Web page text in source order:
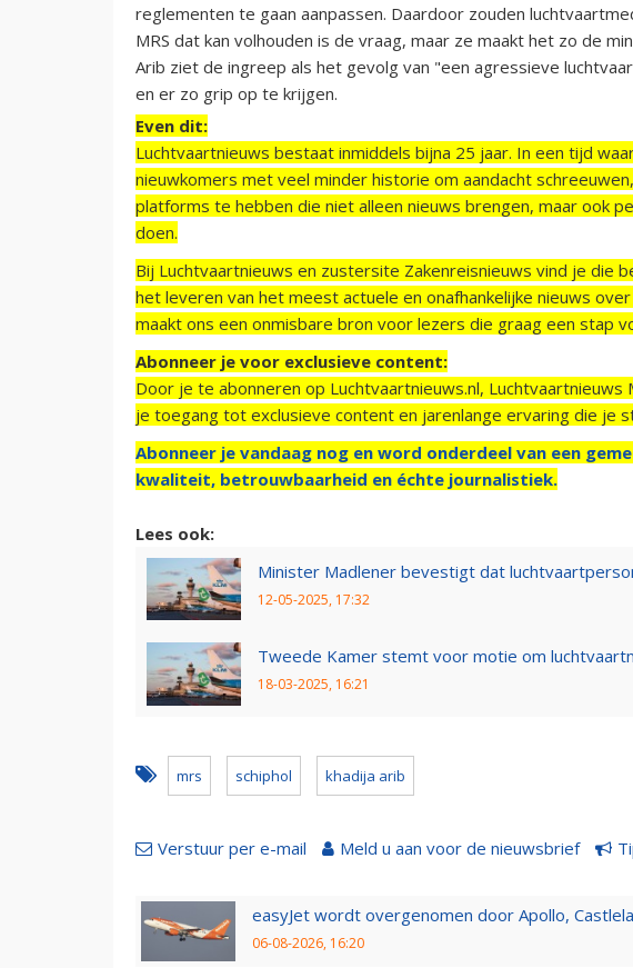
reglementen te gaan aanpassen. Daardoor zouden
MRS dat kan volhouden is de vraag, maar ze maakt het zo de
Arib ziet de ingreep als het gevolg van "een agressieve
en er zo grip op te krijgen.
Even dit:
Luchtvaartnieuws bestaat inmiddels bijna 25 jaar. In een tijd
nieuwkomers met veel minder historie om aandacht
platforms te hebben die niet alleen nieuws brengen, maar ook
doen.
Bij Luchtvaartnieuws en zustersite Zakenreisnieuws vind je die
het leveren van het meest actuele en onafhankelijke nieuws
maakt ons een onmisbare bron voor lezers die graag een stap
Abonneer je voor exclusieve content:
Door je te abonneren op Luchtvaartnieuws.nl, Luchtvaartnieuws
je toegang tot exclusieve content en jarenlange ervaring die je
Abonneer je vandaag nog en word onderdeel van een
kwaliteit, betrouwbaarheid en échte journalistiek.
Lees ook:
Minister Madlener bevestigt dat
12-05-2025, 17:32
Tweede Kamer stemt voor motie om
18-03-2025, 16:21
mrs schiphol khadija arib
Verstuur per e-mail Meld u aan voor de nieuwsbrief
easyJet wordt overgenomen door Apollo,
06-08-2026, 16:20